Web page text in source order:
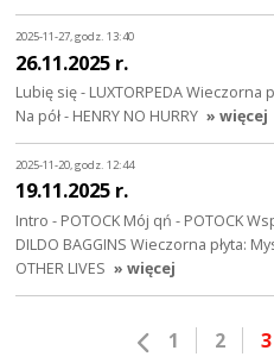
2025-11-27, godz. 13:40
26.11.2025 r.
Lubię się - LUXTORPEDA Wieczorna
Na pół - HENRY NO HURRY » więcej
2025-11-20, godz. 12:44
19.11.2025 r.
Intro - POTOCK Mój qń - POTOCK
DILDO BAGGINS Wieczorna płyta:
OTHER LIVES » więcej
1 2 3